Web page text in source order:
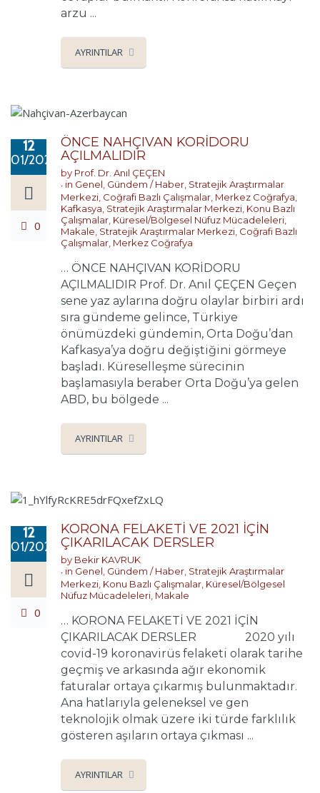
arzu ...
AYRINTILAR
12
01/2021
0
ÖNCE NAHÇIVAN KORİDORU
AÇILMALIDIR
by Prof. Dr. Anıl ÇEÇEN
in Genel, Gündem / Haber, Stratejik Araştırmalar
Merkezi, Coğrafi Bazlı Çalışmalar, Merkez Coğrafya,
Kafkasya, Stratejik Araştırmalar Merkezi, Konu Bazlı
Çalışmalar, Küresel/Bölgesel Nüfuz Mücadeleleri,
Makale, Stratejik Araştırmalar Merkezi, Coğrafi Bazlı
Çalışmalar, Merkez Coğrafya
… ÖNCE NAHÇIVAN KORİDORU
AÇILMALIDIR Prof. Dr. Anıl ÇEÇEN Geçen
sene yaz aylarına doğru olaylar birbiri ardı
sıra gündeme gelince, Türkiye
önümüzdeki gündemin, Orta Doğu’dan
Kafkasya’ya doğru değiştiğini görmeye
başladı. Küreselleşme sürecinin
başlamasıyla beraber Orta Doğu’ya gelen
ABD, bu bölgede ...
AYRINTILAR
12
01/2021
0
KORONA FELAKETİ VE 2021 İÇİN
ÇIKARILACAK DERSLER
by Bekir KAVRUK
in Genel Gündem / Haber Stratejik Araştırmalar
Merkezi Konu Bazlı Çalışmalar Küresel/Bölgesel
Nüfuz Mücadeleleri Makale
… KORONA FELAKETİ VE 2021 İÇİN
ÇIKARILACAK DERSLER 2020 yılı
covid-19 koronavirüs felaketi olarak tarihe
geçmiş ve arkasında ağır ekonomik
faturalar ortaya çıkarmış bulunmaktadır.
Ana hatlarıyla geleneksel ve gen
teknolojik olmak üzere iki türde farklılık
gösteren aşıların ortaya çıkması ...
AYRINTILAR